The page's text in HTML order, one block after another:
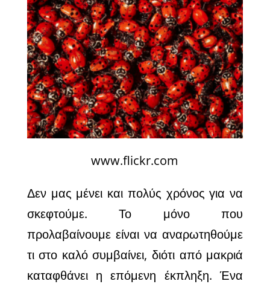
www.flickr.com
Δεν μας μένει και πολύς χρόνος για να
σκεφτούμε. Το μόνο που
προλαβαίνουμε είναι να αναρωτηθούμε
τι στο καλό συμβαίνει, διότι από μακριά
καταφθάνει η επόμενη έκπληξη. Ένα